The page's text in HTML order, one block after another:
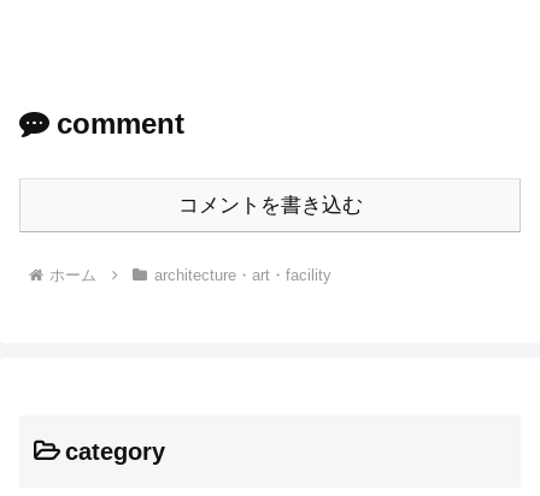
comment
コメントを書き込む
ホーム architecture・art・facility
category